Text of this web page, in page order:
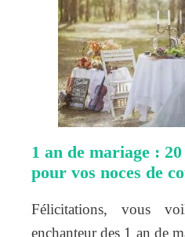
1 an de mariage :
pour vos noces de
Félicitations, vous
enchanteur des 1 an de